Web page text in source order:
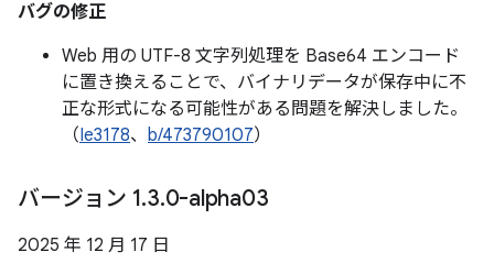
バグの修正
Web 用の UTF-8 文字列処理を Base64 エンコード
に置き換えることで、バイナリデータが保存中に不
正な形式になる可能性がある問題を解決しました。
（Ie3178、 b/473790107）
バージョン 1.3.0-alpha03
2025 年 12 月 17 日